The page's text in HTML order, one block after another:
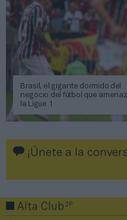
Brasil, el gigante dormido del
negocio del fútbol que
la Ligue 1
¡Únete a la
Alta Club2P